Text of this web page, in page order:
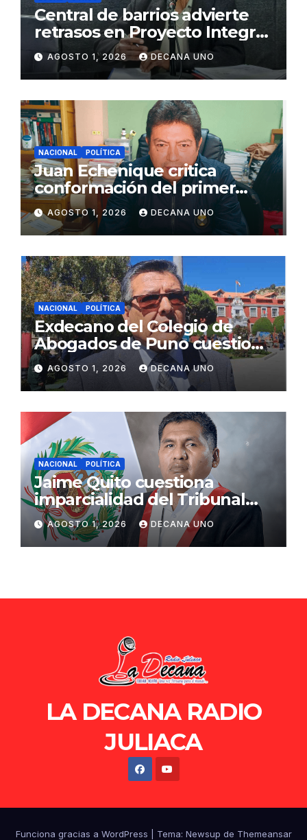
Central de barrios advierte
retrasos en Proyecto Integral
de Agua y Alcantarillado para
Juliaca
AGOSTO 1, 2026 DECANA UNO
NACIONAL POLÍTICA
Juan Echenique critica
conformación del primer
gabinete ministerial de Keiko
Fujimori
AGOSTO 1, 2026 DECANA UNO
NACIONAL POLÍTICA
Exdecano del Colegio de
Abogados de Puno cuestiona
propuestas sobre seguridad
ciudadana
AGOSTO 1, 2026 DECANA UNO
NACIONAL POLÍTICA
Jaime Quito cuestiona
imparcialidad del Tribunal
Constitucional tras liberación
de Ollanta Humala
AGOSTO 1, 2026 DECANA UNO
LA DECANA RADIO
JULIACA
Funciona gracias a WordPress Tema: Newsup de Themeansar